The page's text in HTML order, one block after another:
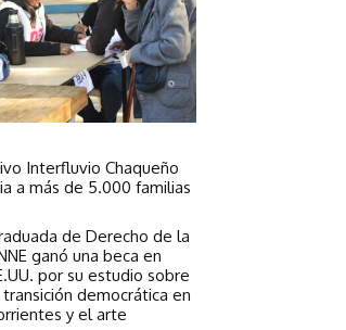
Interfluvio Chaqueño
a más de 5.000 familias
de Derecho de la
ganó una beca en
por su estudio sobre
democrática en
y el arte